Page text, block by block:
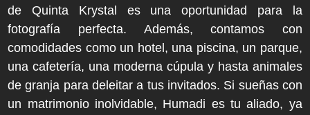
de Quinta Krystal es una oportunidad para la
fotografía perfecta. Además, contamos con
comodidades como un hotel, una piscina, un parque,
una cafetería, una moderna cúpula y hasta animales
de granja para deleitar a tus invitados. Si sueñas con
un matrimonio inolvidable, Humadi es tu aliado, ya